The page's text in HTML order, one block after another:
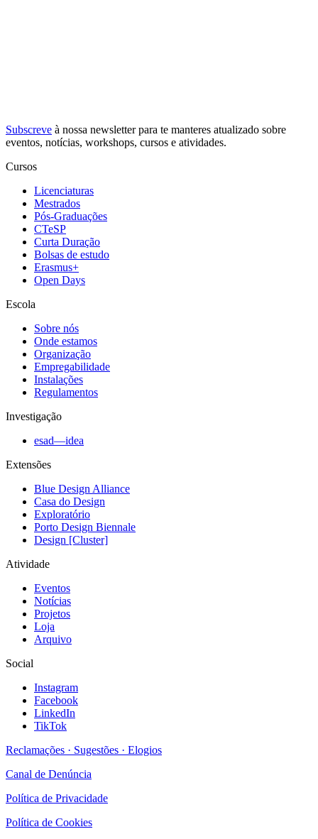
Subscreve à nossa newsletterpara te manteres atualizado sobre
eventos, notícias, workshops, cursos e atividades.
Cursos
Licenciaturas
Mestrados
Pós-Graduações
CTeSP
Curta Duração
Bolsas de estudo
Erasmus+
Open Days
Escola
Sobre nós
Onde estamos
Organização
Empregabilidade
Instalações
Regulamentos
Investigação
esad—idea
Extensões
Blue Design Alliance
Casa do Design
Exploratório
Porto Design Biennale
Design [Cluster]
Atividade
Eventos
Notícias
Projetos
Loja
Arquivo
Social
Instagram
Facebook
LinkedIn
TikTok
Reclamações · Sugestões · Elogios
Canal de Denúncia
Política de Privacidade
Política de Cookies